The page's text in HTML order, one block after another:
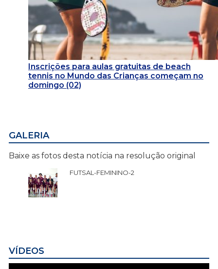
Inscrições para aulas gratuitas de beach
tennis no Mundo das Crianças começam no
domingo (02)
GALERIA
Baixe as fotos desta notícia na resolução original
FUTSAL-FEMININO-2
VÍDEOS